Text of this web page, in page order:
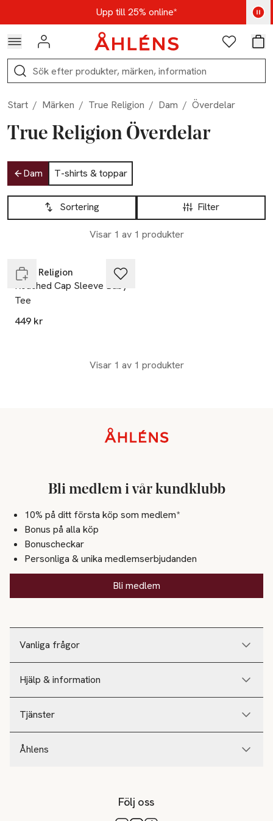
Hoppa till navigationsmenynUpp till 25% online*
Kod: AUG25 - Shoppa nu
Logga in Favoriter
Sök
Start / Märken / True Religion / Dam / Överdelar
True Religion Överdelar
Hoppa till produktsidan
Dam
T-shirts & toppar
Hoppa till produktsidan
Filter
Sortering
Visar 1 av 1 produkter
Lista över produkter
True Religion
Rouched Cap Sleeve Baby
Tee
449 kr
Visar 1 av 1 produkter
Vanliga frågor
Hjälp & information
Tjänster
Åhlens
Bli medlem i vår kundklubb
10% på ditt första köp som medlem*
Bonus på alla köp
Bonuscheckar
Personliga & unika medlemserbjudanden
Bli medlem
Följ oss